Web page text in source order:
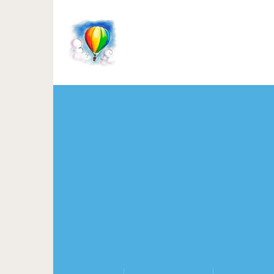
15 крутых решений для 2 м²,